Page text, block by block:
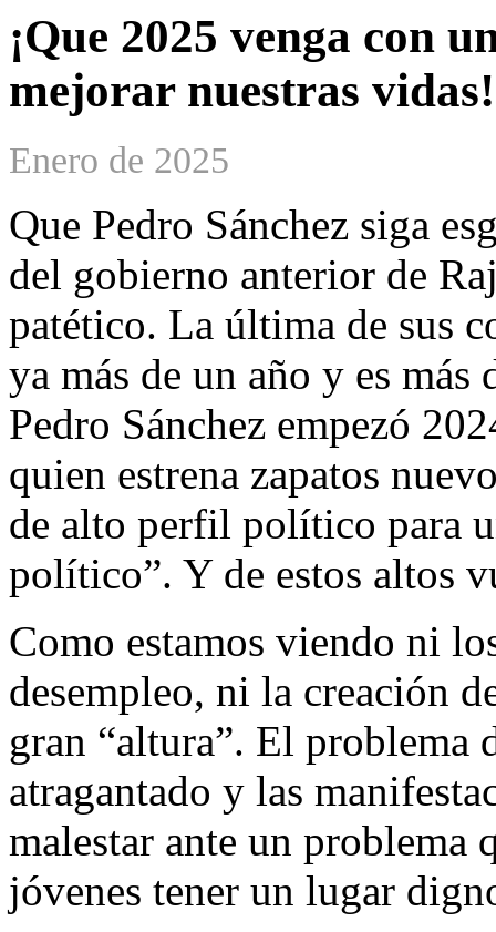
¡Que 2025 venga con
mejorar nuestras vidas!
Enero de 2025
Que Pedro Sánchez siga
del gobierno anterior de
patético. La última de sus
ya más de un año y es
Pedro Sánchez empezó
quien estrena zapatos
de alto perfil político para
político”. Y de estos altos
Como estamos viendo ni
desempleo, ni la creación
gran “altura”. El problema
atragantado y las
malestar ante un problema
jóvenes tener un lugar